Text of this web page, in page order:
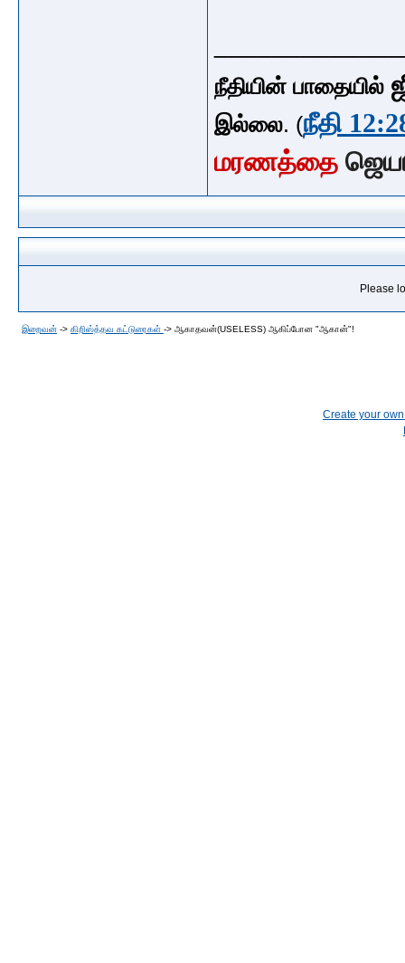
நீதியின் பாதையில்
இல்லை. (நீதி
மரணத்தை
Please
இறைவன் -> கிறிஸ்த்தவ கட்டுரைகள் -> ஆகாதவன்(USELESS) ஆகிப்போன "ஆகான்"!
Create your